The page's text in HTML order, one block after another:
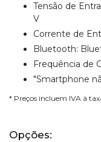
Tensão de
V
Corrente de
Bluetooth:
Frequência de
"Smartphone
* Preços incluem IVA à
Opções: